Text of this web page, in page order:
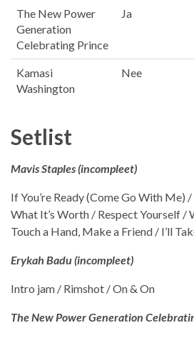
The New Power
Generation
Celebrating Prince
Ja
Kamasi
Washington
Nee
Setlist
Mavis Staples (incompleet)
If You’re Ready (Come Go With Me)
What It’s Worth / Respect Yourself /
Touch a Hand, Make a Friend / I’ll
Erykah Badu (incompleet)
Intro jam / Rimshot / On & On
The New Power Generation